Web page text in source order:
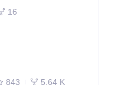
16
843 5.64 K